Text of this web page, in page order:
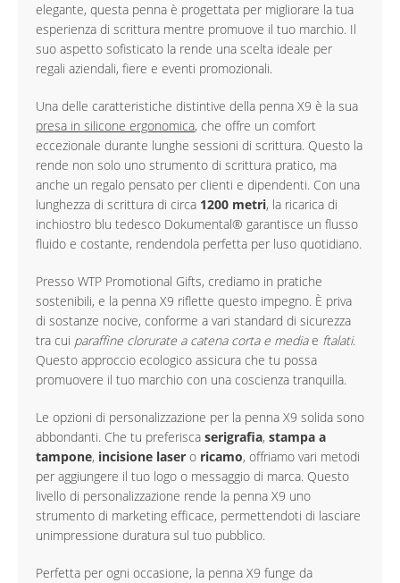
elegante, questa penna è progettata per migliorare la tua
esperienza di scrittura mentre promuove il tuo marchio. Il
suo aspetto sofisticato la rende una scelta ideale per
regali aziendali, fiere e eventi promozionali.
Una delle caratteristiche distintive della penna X9 è la sua
presa in silicone ergonomica, che offre un comfort
eccezionale durante lunghe sessioni di scrittura. Questo la
rende non solo uno strumento di scrittura pratico, ma
anche un regalo pensato per clienti e dipendenti. Con una
lunghezza di scrittura di circa 1200 metri, la ricarica di
inchiostro blu tedesco Dokumental® garantisce un flusso
fluido e costante, rendendola perfetta per luso quotidiano.
Presso WTP Promotional Gifts, crediamo in pratiche
sostenibili, e la penna X9 riflette questo impegno. È priva
di sostanze nocive, conforme a vari standard di sicurezza
tra cui paraffine clorurate a catena corta e mediae ftalati.
Questo approccio ecologico assicura che tu possa
promuovere il tuo marchio con una coscienza tranquilla.
Le opzioni di personalizzazione per la penna X9 solida sono
abbondanti. Che tu preferisca serigrafia, stampa a
tampone, incisione laser o ricamo, offriamo vari metodi
per aggiungere il tuo logo o messaggio di marca. Questo
livello di personalizzazione rende la penna X9 uno
strumento di marketing efficace, permettendoti di lasciare
unimpressione duratura sul tuo pubblico.
Perfetta per ogni occasione, la penna X9 funge da